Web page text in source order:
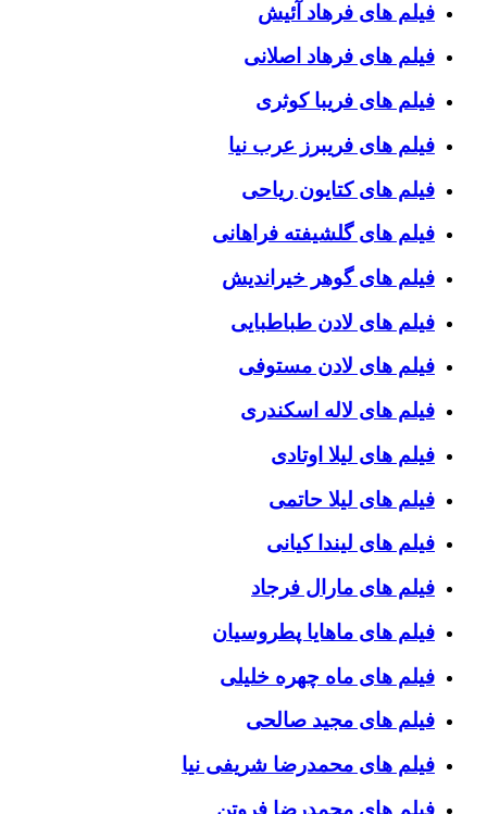
فیلم های فرهاد آئیش
فیلم های فرهاد اصلانی
فیلم های فریبا کوثری
فیلم های فریبرز عرب نیا
فیلم های کتایون ریاحی
فیلم های گلشیفته فراهانی
فیلم های گوهر خیراندیش
فیلم های لادن طباطبایی
فیلم های لادن مستوفی
فیلم های لاله اسکندری
فیلم های لیلا اوتادی
فیلم های لیلا حاتمی
فیلم های لیندا کیانی
فیلم های مارال فرجاد
فیلم های ماهایا پطروسیان
فیلم های ماه چهره خلیلی
فیلم های مجید صالحی
فیلم های محمدرضا شریفی نیا
فیلم های محمدرضا فروتن